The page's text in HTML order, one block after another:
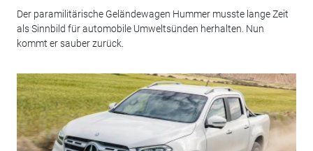
Der paramilitärische Geländewagen Hummer musste lange Zeit
als Sinnbild für automobile Umweltsünden herhalten. Nun
kommt er sauber zurück.